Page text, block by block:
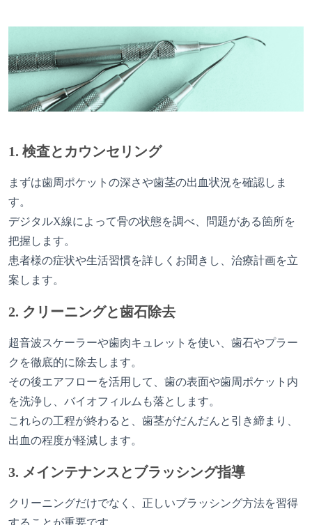
1. 検査とカウンセリング
まずは歯周ポケットの深さや歯茎の出血状況を確認しま
す。
デジタルX線によって骨の状態を調べ、問題がある箇所を
把握します。
患者様の症状や生活習慣を詳しくお聞きし、治療計画を立
案します。
2. クリーニングと歯石除去
超音波スケーラーや歯肉キュレットを使い、歯石やプラー
クを徹底的に除去します。
その後エアフローを活用して、歯の表面や歯周ポケット内
を洗浄し、バイオフィルムも落とします。
これらの工程が終わると、歯茎がだんだんと引き締まり、
出血の程度が軽減します。
3. メインテナンスとブラッシング指導
クリーニングだけでなく、正しいブラッシング方法を習得
することが重要です。